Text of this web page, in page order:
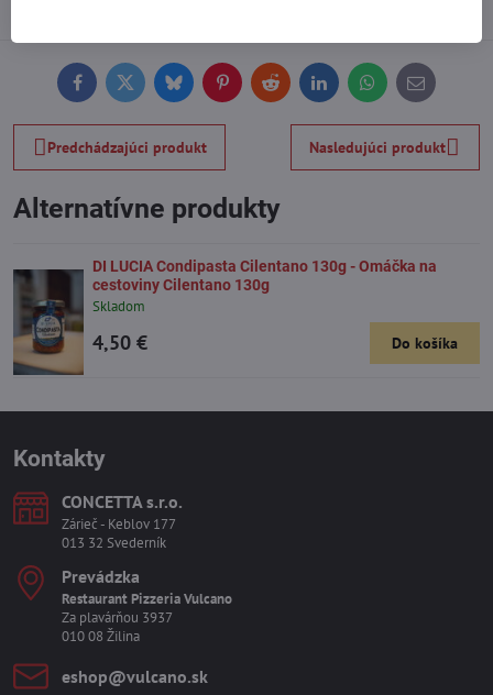
FacebookTwitterBlueskyPinterestReddit LinkedInWhatsApp
E-
mail
Predchádzajúci produkt Nasledujúci produkt
Alternatívne produkty
DI LUCIA Condipasta Cilentano 130g - Omáčka na
cestoviny Cilentano 130g
Skladom
4,50 € Do košíka
Kontakty
CONCETTA s​.r​.o​.
Zárieč - Keblov 177
013 32 Svederník
Prevádzka
Restaurant Pizzeria Vulcano
Za plavárňou 3937
010 08 Žilina
eshop​@vulcano​.sk